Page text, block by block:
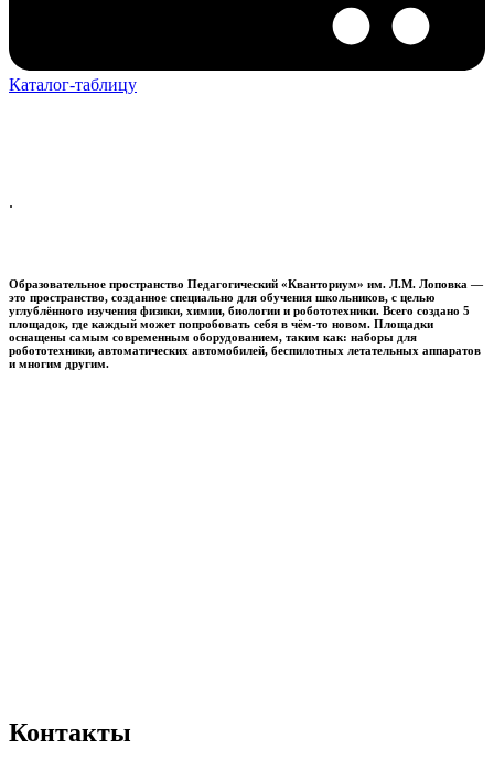
Каталог-таблицу
.
Образовательное пространство Педагогический «Кванториум» им. Л.М. Лоповка —
это пространство, созданное специально для обучения школьников, с целью
углублённого изучения физики, химии, биологии и робототехники. Всего создано 5
площадок, где каждый может попробовать себя в чём-то новом. Площадки
оснащены самым современным оборудованием, таким как: наборы для
робототехники, автоматических автомобилей, беспилотных летательных аппаратов
и многим другим.
Контакты